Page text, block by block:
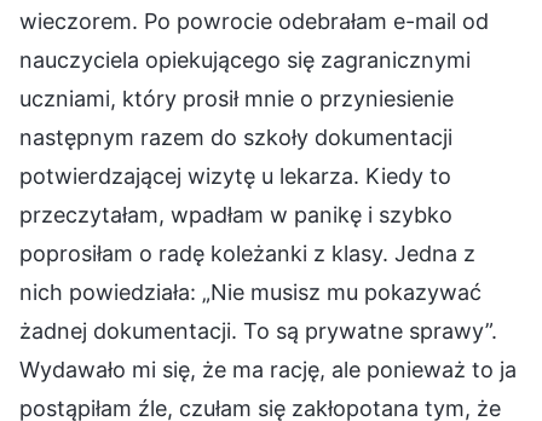
wieczorem. Po powrocie odebrałam e-mail od
nauczyciela opiekującego się zagranicznymi
uczniami, który prosił mnie o przyniesienie
następnym razem do szkoły dokumentacji
potwierdzającej wizytę u lekarza. Kiedy to
przeczytałam, wpadłam w panikę i szybko
poprosiłam o radę koleżanki z klasy. Jedna z
nich powiedziała: „Nie musisz mu pokazywać
żadnej dokumentacji. To są prywatne sprawy”.
Wydawało mi się, że ma rację, ale ponieważ to ja
postąpiłam źle, czułam się zakłopotana tym, że